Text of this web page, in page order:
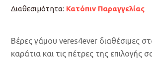
Διαθεσιμότητα: Κατόπιν Παραγγελίας
Βέρες γάμου veres4ever διαθέσιμες
καράτια και τις πέτρες της επιλογής